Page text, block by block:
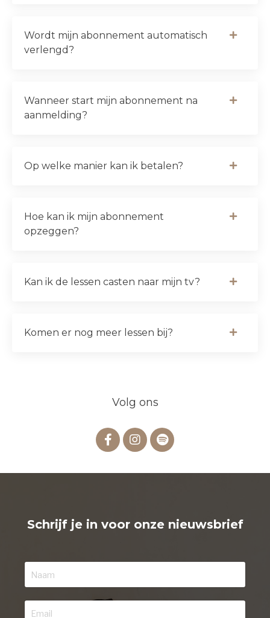
Wordt mijn abonnement automatisch
verlengd?
Wanneer start mijn abonnement na
aanmelding?
Op welke manier kan ik betalen?
Hoe kan ik mijn abonnement
opzeggen?
Kan ik de lessen casten naar mijn tv?
Komen er nog meer lessen bij?
Volg ons
Schrijf je in voor onze nieuwsbrief